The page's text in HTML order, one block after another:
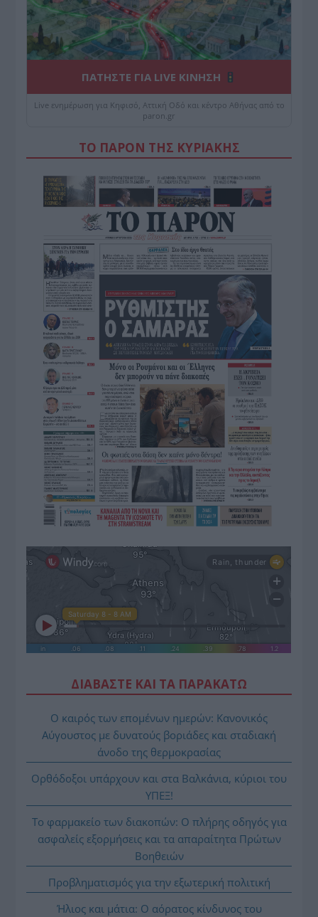
ΠΑΤΗΣΤΕ ΓΙΑ LIVE ΚΙΝΗΣΗ
Live ενημέρωση για Κηφισό, Αττική Οδό και κέντρο Αθήνας από το
paron.gr
ΤΟ ΠΑΡΟΝ ΤΗΣ ΚΥΡΙΑΚΗΣ
ΔΙΑΒΑΣΤΕ ΚΑΙ ΤΑ ΠΑΡΑΚΑΤΩ
Ο καιρός των επομένων ημερών: Κανονικός
Αύγουστος με δυνατούς βοριάδες και σταδιακή
άνοδο της θερμοκρασίας
Ορθόδοξοι υπάρχουν και στα Βαλκάνια, κύριοι του
ΥΠΕΞ!
Το φαρμακείο των διακοπών: Ο πλήρης οδηγός για
ασφαλείς εξορμήσεις και τα απαραίτητα Πρώτων
Βοηθειών
Προβληματισμός για την εξωτερική πολιτική
Ήλιος και μάτια: Ο αόρατος κίνδυνος του